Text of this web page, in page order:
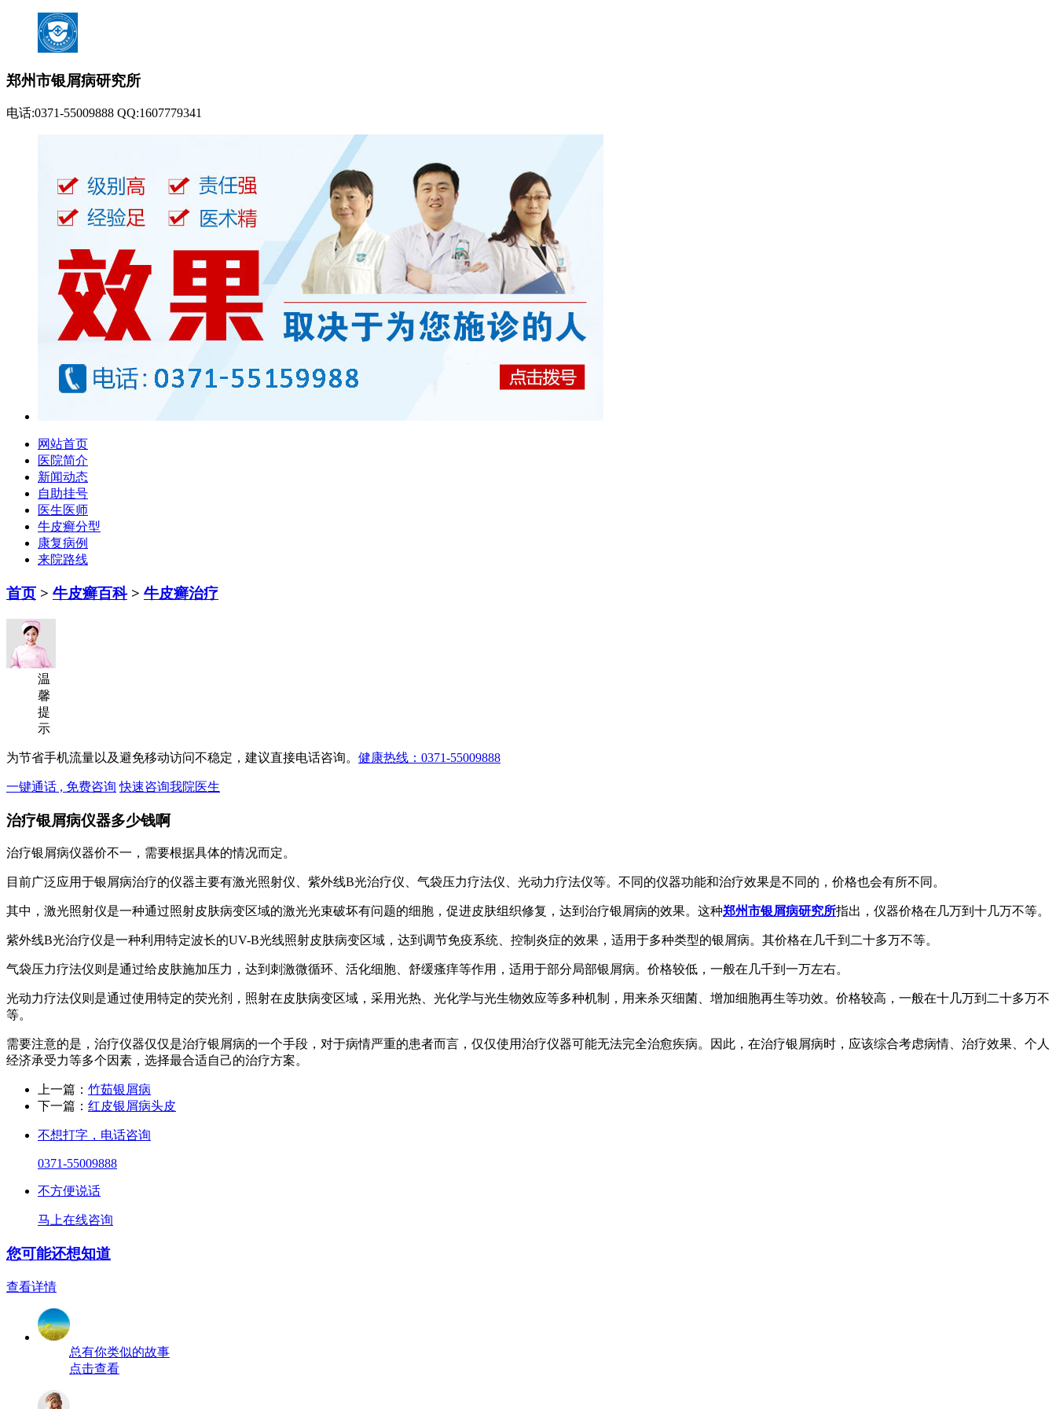
郑州市银屑病研究所
电话:0371-55009888 QQ:1607779341
网站首页
医院简介
新闻动态
自助挂号
医生医师
牛皮癣分型
康复病例
来院路线
首页 > 牛皮癣百科> 牛皮癣治疗
温
馨
提
示
为节省手机流量以及避免移动访问不稳定，建议直接电话咨询。 健康热线：0371-55009888
一键通话 , 免费咨询 快速咨询我院医生
治疗银屑病仪器多少钱啊
治疗银屑病仪器价不一，需要根据具体的情况而定。
目前广泛应用于银屑病治疗的仪器主要有激光照射仪、紫外线B光治疗仪、气袋压力疗法仪、光动力疗法仪等。不同的仪器功能和治疗效果是不同的，价格也会有所不同。
其中，激光照射仪是一种通过照射皮肤病变区域的激光光束破坏有问题的细胞，促进皮肤组织修复，达到治疗银屑病的效果。这种郑州市银屑病研究所指出，仪器价格在几万到十几万不等。
紫外线B光治疗仪是一种利用特定波长的UV-B光线照射皮肤病变区域，达到调节免疫系统、控制炎症的效果，适用于多种类型的银屑病。其价格在几千到二十多万不等。
气袋压力疗法仪则是通过给皮肤施加压力，达到刺激微循环、活化细胞、舒缓瘙痒等作用，适用于部分局部银屑病。价格较低，一般在几千到一万左右。
光动力疗法仪则是通过使用特定的荧光剂，照射在皮肤病变区域，采用光热、光化学与光生物效应等多种机制，用来杀灭细菌、增加细胞再生等功效。价格较高，一般在十几万到二十多万不
等。
需要注意的是，治疗仪器仅仅是治疗银屑病的一个手段，对于病情严重的患者而言，仅仅使用治疗仪器可能无法完全治愈疾病。因此，在治疗银屑病时，应该综合考虑病情、治疗效果、个人
经济承受力等多个因素，选择最合适自己的治疗方案。
上一篇： 竹茹银屑病
下一篇： 红皮银屑病头皮
不想打字，电话咨询
0371-55009888
不方便说话
马上在线咨询
您可能还想知道
查看详情
总有你类似的故事
点击查看